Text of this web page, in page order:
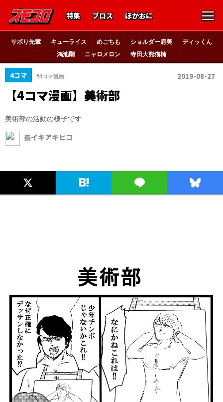
特集 ブロス ほかおに
サボり先輩 キューライス めごちも ショルダー肩美
ディッくん
鴻池剛
ニャロメロン 寺田大熊猫楠
4コマ #4コマ漫画 2019-08-27
【4コマ漫画】美術部
美術部の活動の様子です
長イキアキヒコ